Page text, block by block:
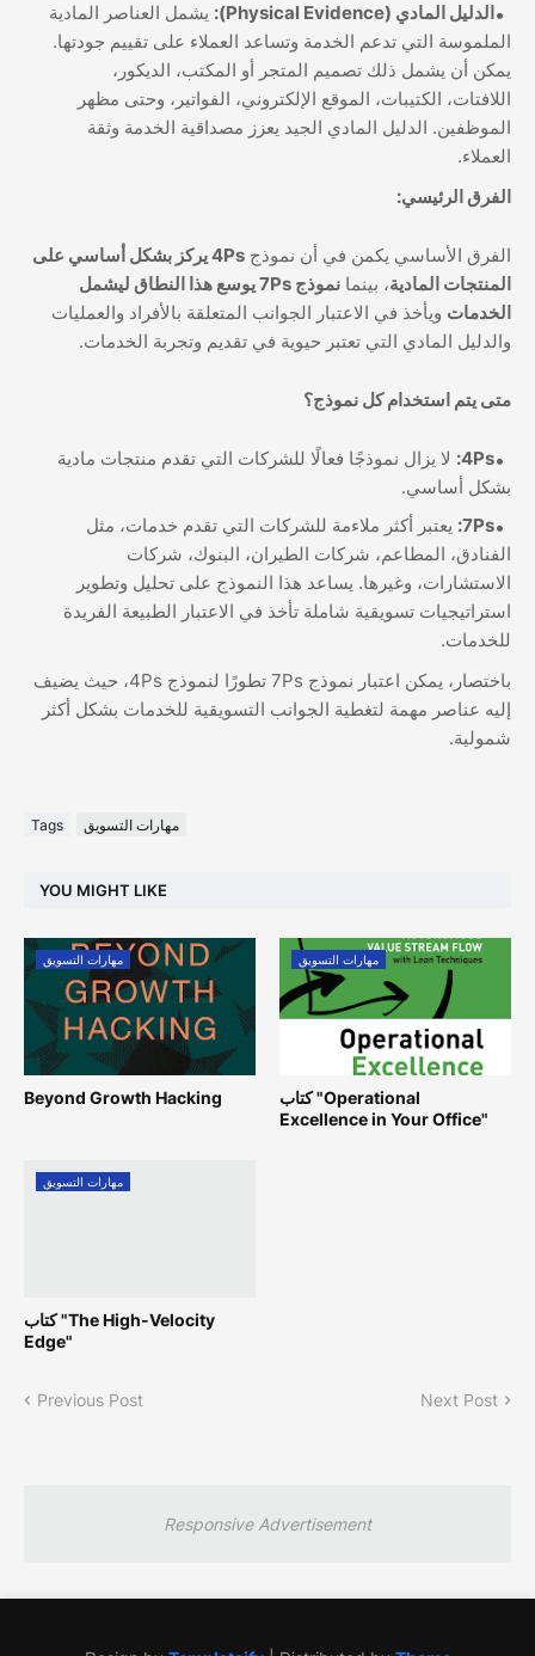
الدليل المادي (Physical Evidence):
يشمل العناصر المادية
الملموسة التي تدعم الخدمة وتساعد العملاء على تقييم جودتها.
يمكن أن يشمل ذلك تصميم المتجر أو المكتب، الديكور،
اللافتات، الكتيبات، الموقع الإلكتروني، الفواتير، وحتى مظهر
الموظفين. الدليل المادي الجيد يعزز مصداقية الخدمة وثقة
العملاء.
الفرق الرئيسي:
الفرق الأساسي يكمن في أن نموذج
4Ps يركز بشكل أساسي على
المنتجات المادية، بينما
نموذج 7Ps يوسع هذا النطاق ليشمل
الخدمات ويأخذ في الاعتبار الجوانب المتعلقة بالأفراد والعمليات
والدليل المادي التي تعتبر حيوية في تقديم وتجربة الخدمات.
متى يتم استخدام كل نموذج؟
4Ps: لا يزال نموذجًا فعالًا للشركات التي تقدم منتجات مادية
بشكل أساسي.
7Ps: يعتبر أكثر ملاءمة للشركات التي تقدم خدمات، مثل
الفنادق، المطاعم، شركات الطيران، البنوك، شركات
الاستشارات، وغيرها. يساعد هذا النموذج على تحليل وتطوير
استراتيجيات تسويقية شاملة تأخذ في الاعتبار الطبيعة الفريدة
للخدمات.
باختصار، يمكن اعتبار نموذج 7Ps تطورًا لنموذج 4Ps، حيث يضيف
إليه عناصر مهمة لتغطية الجوانب التسويقية للخدمات بشكل أكثر
شمولية.
Tags مهارات التسويق
YOU MIGHT LIKE
مهارات التسويق
Beyond Growth Hacking
مهارات التسويق
كتاب "Operational
Excellence in Your Office"
مهارات التسويق
كتاب "The High-Velocity
Edge"
Previous Post Next Post
Responsive Advertisement